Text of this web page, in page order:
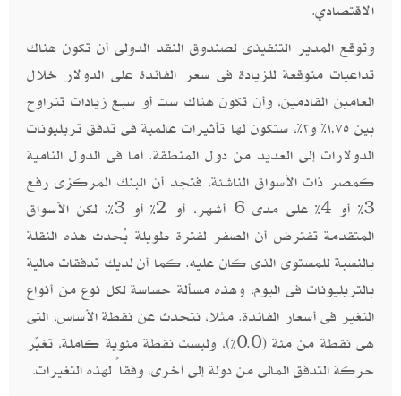
الاقتصادي.
وتوقع المدير التنفيذى لصندوق النقد الدولى أن تكون هناك
تداعيات متوقعة للزيادة فى سعر الفائدة على الدولار خلال
العامين القادمين، وأن تكون هناك ست أو سبع زيادات تتراوح
بين ١,٧٥٪ و٢٪، ستكون لها تأثيرات عالمية فى تدفق تريليونات
الدولارات إلى العديد من دول المنطقة. أما فى الدول النامية
كمصر ذات الأسواق الناشئة، فتجد أن البنك المركزى رفع
3% أو 4% على مدى 6 أشهر، أو 2% أو 3%. لكن الأسواق
المتقدمة تفترض أن الصفر لفترة طويلة يُحدث هذه النقلة
بالنسبة للمستوى الذى كان عليه. كما أن لديك تدفقات مالية
بالتريليونات فى اليوم، وهذه مسألة حساسة لكل نوع من أنواع
التغير فى أسعار الفائدة. مثلا، نتحدث عن نقطة الأساس، التى
هى نقطة من مئة (0.0%)، وليست نقطة مئوية كاملة، تغيّر
حركة التدفق المالى من دولة إلى أخرى، وفقاً لهذه التغيرات.